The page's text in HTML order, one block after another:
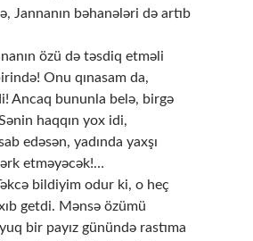
Jannanın bəhanələri də artıb
özü də təsdiq etməli
Onu qınasam da,
Ancaq bununla belə, birgə
haqqın yox idi,
edəsən, yadında yaxşı
etməyəcək!…
bildiyim odur ki, o heç
getdi. Mənsə özümü
bir payız günündə rastıma